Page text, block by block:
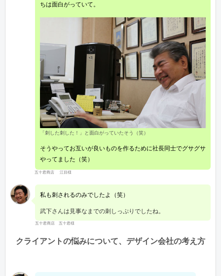
ちは面白がっていて。
「刺した刺した！」と面白がっていたそう（笑）
そうやってお互いが良いものを作るために社長同士でグサグサ
やってました（笑）
五十君商店 江目様
私も刺されるのみでしたよ（笑）
武下さんは見事なまでの刺しっぷりでしたね。
五十君商店 五十君様
クライアントの悩みについて、デザイン会社の考え方